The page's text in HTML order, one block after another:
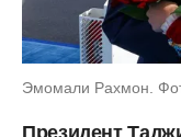
Эмомали Рахмон.
Президент